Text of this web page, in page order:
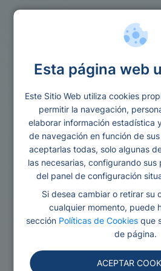
Esta página web
Este Sitio Web utiliza cookies
permitir la navegación,
elaborar información estadística
de navegación en función de
aceptarlas todas, solo algunas
las necesarias, configurando
del panel de configuración
Si desea cambiar o retirar su
cualquier momento, puede
sección Políticas de Cookies que
de página.
ACEPTAR
Vivienda
Vivienda